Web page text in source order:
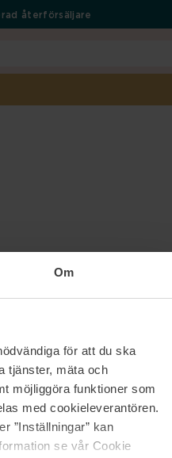
Om
för att du ska
tjänster, mäta och
möjliggöra funktioner som
med cookieleverantören.
”Inställningar” kan
se vår Cookie
återförsäljare
Nordicfeel SE
Nordicfeel FI
Nordicfeel NO